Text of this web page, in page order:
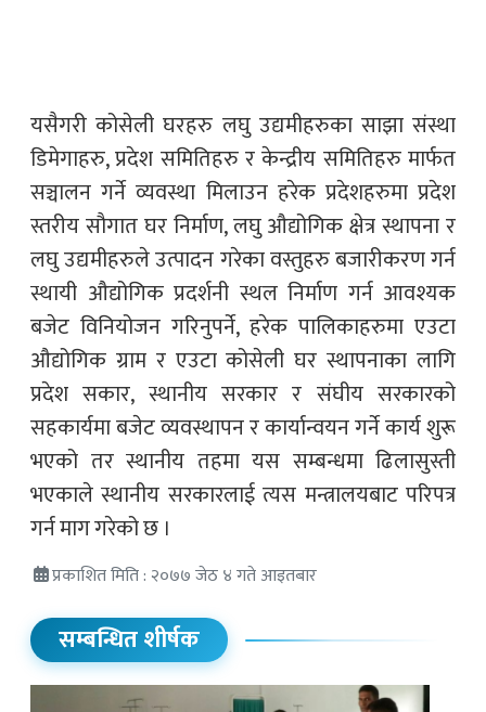
यसैगरी कोसेली घरहरु लघु उद्यमीहरुका साझा संस्था
डिमेगाहरु, प्रदेश समितिहरु र केन्द्रीय समितिहरु मार्फत
सञ्चालन गर्ने व्यवस्था मिलाउन हरेक प्रदेशहरुमा प्रदेश
स्तरीय सौगात घर निर्माण, लघु औद्योगिक क्षेत्र स्थापना र
लघु उद्यमीहरुले उत्पादन गरेका वस्तुहरु बजारीकरण गर्न
स्थायी औद्योगिक प्रदर्शनी स्थल निर्माण गर्न आवश्यक
बजेट विनियोजन गरिनुपर्ने, हरेक पालिकाहरुमा एउटा
औद्योगिक ग्राम र एउटा कोसेली घर स्थापनाका लागि
प्रदेश सकार, स्थानीय सरकार र संघीय सरकारको
सहकार्यमा बजेट व्यवस्थापन र कार्यान्वयन गर्ने कार्य शुरू
भएको तर स्थानीय तहमा यस सम्बन्धमा ढिलासुस्ती
भएकाले स्थानीय सरकारलाई त्यस मन्त्रालयबाट परिपत्र
गर्न माग गरेको छ ।
प्रकाशित मिति : २०७७ जेठ ४ गते आइतबार
सम्बन्धित शीर्षक